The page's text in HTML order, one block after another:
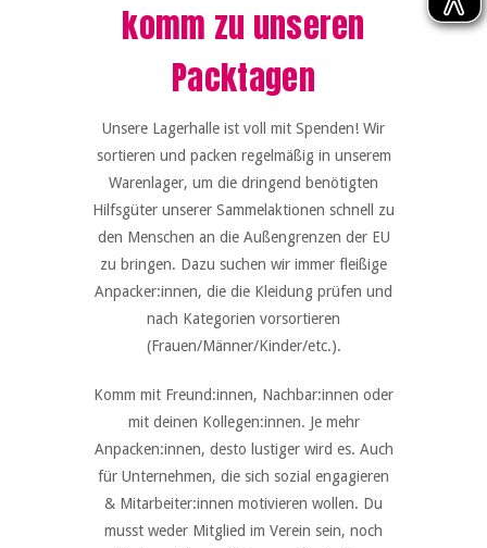
komm zu unseren
Packtagen
Unsere Lagerhalle ist voll mit Spenden! Wir
sortieren und packen regelmäßig in unserem
Warenlager, um die dringend benötigten
Hilfsgüter unserer Sammelaktionen schnell zu
den Menschen an die Außengrenzen der EU
zu bringen. Dazu suchen wir immer fleißige
Anpacker:innen, die die Kleidung prüfen und
nach Kategorien vorsortieren
(Frauen/Männer/Kinder/etc.).
Komm mit Freund:innen, Nachbar:innen oder
mit deinen Kollegen:innen. Je mehr
Anpacken:innen, desto lustiger wird es. Auch
für Unternehmen, die sich sozial engagieren
& Mitarbeiter:innen motivieren wollen. Du
musst weder Mitglied im Verein sein, noch